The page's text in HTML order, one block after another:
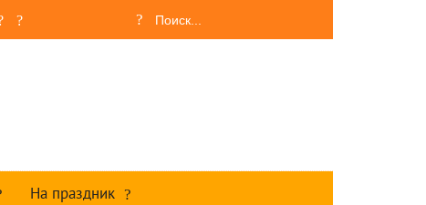
На праздник